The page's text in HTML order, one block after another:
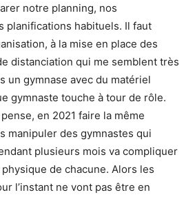
notre planning, nos
planifications habituels. Il faut
à la mise en place des
distanciation qui me semblent très
un gymnase avec du matériel
gymnaste touche à tour de rôle.
en 2021 faire la même
manipuler des gymnastes qui
plusieurs mois va compliquer
de chacune. Alors les
l’instant ne vont pas être en